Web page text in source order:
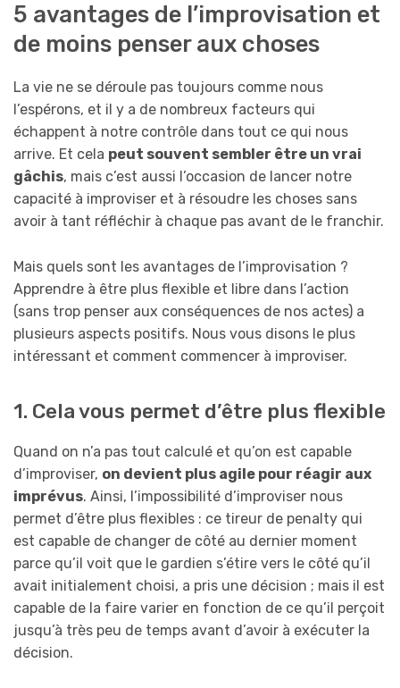
5 avantages de l’improvisation et
de moins penser aux choses
La vie ne se déroule pas toujours comme nous
l’espérons, et il y a de nombreux facteurs qui
échappent à notre contrôle dans tout ce qui nous
arrive. Et cela peut souvent sembler être un vrai
gâchis, mais c’est aussi l’occasion de lancer notre
capacité à improviser et à résoudre les choses sans
avoir à tant réfléchir à chaque pas avant de le franchir.
Mais quels sont les avantages de l’improvisation ?
Apprendre à être plus flexible et libre dans l’action
(sans trop penser aux conséquences de nos actes) a
plusieurs aspects positifs. Nous vous disons le plus
intéressant et comment commencer à improviser.
1. Cela vous permet d’être plus flexible
Quand on n’a pas tout calculé et qu’on est capable
d’improviser, on devient plus agile pour réagir aux
imprévus. Ainsi, l’impossibilité d’improviser nous
permet d’être plus flexibles : ce tireur de penalty qui
est capable de changer de côté au dernier moment
parce qu’il voit que le gardien s’étire vers le côté qu’il
avait initialement choisi, a pris une décision ; mais il est
capable de la faire varier en fonction de ce qu’il perçoit
jusqu’à très peu de temps avant d’avoir à exécuter la
décision.